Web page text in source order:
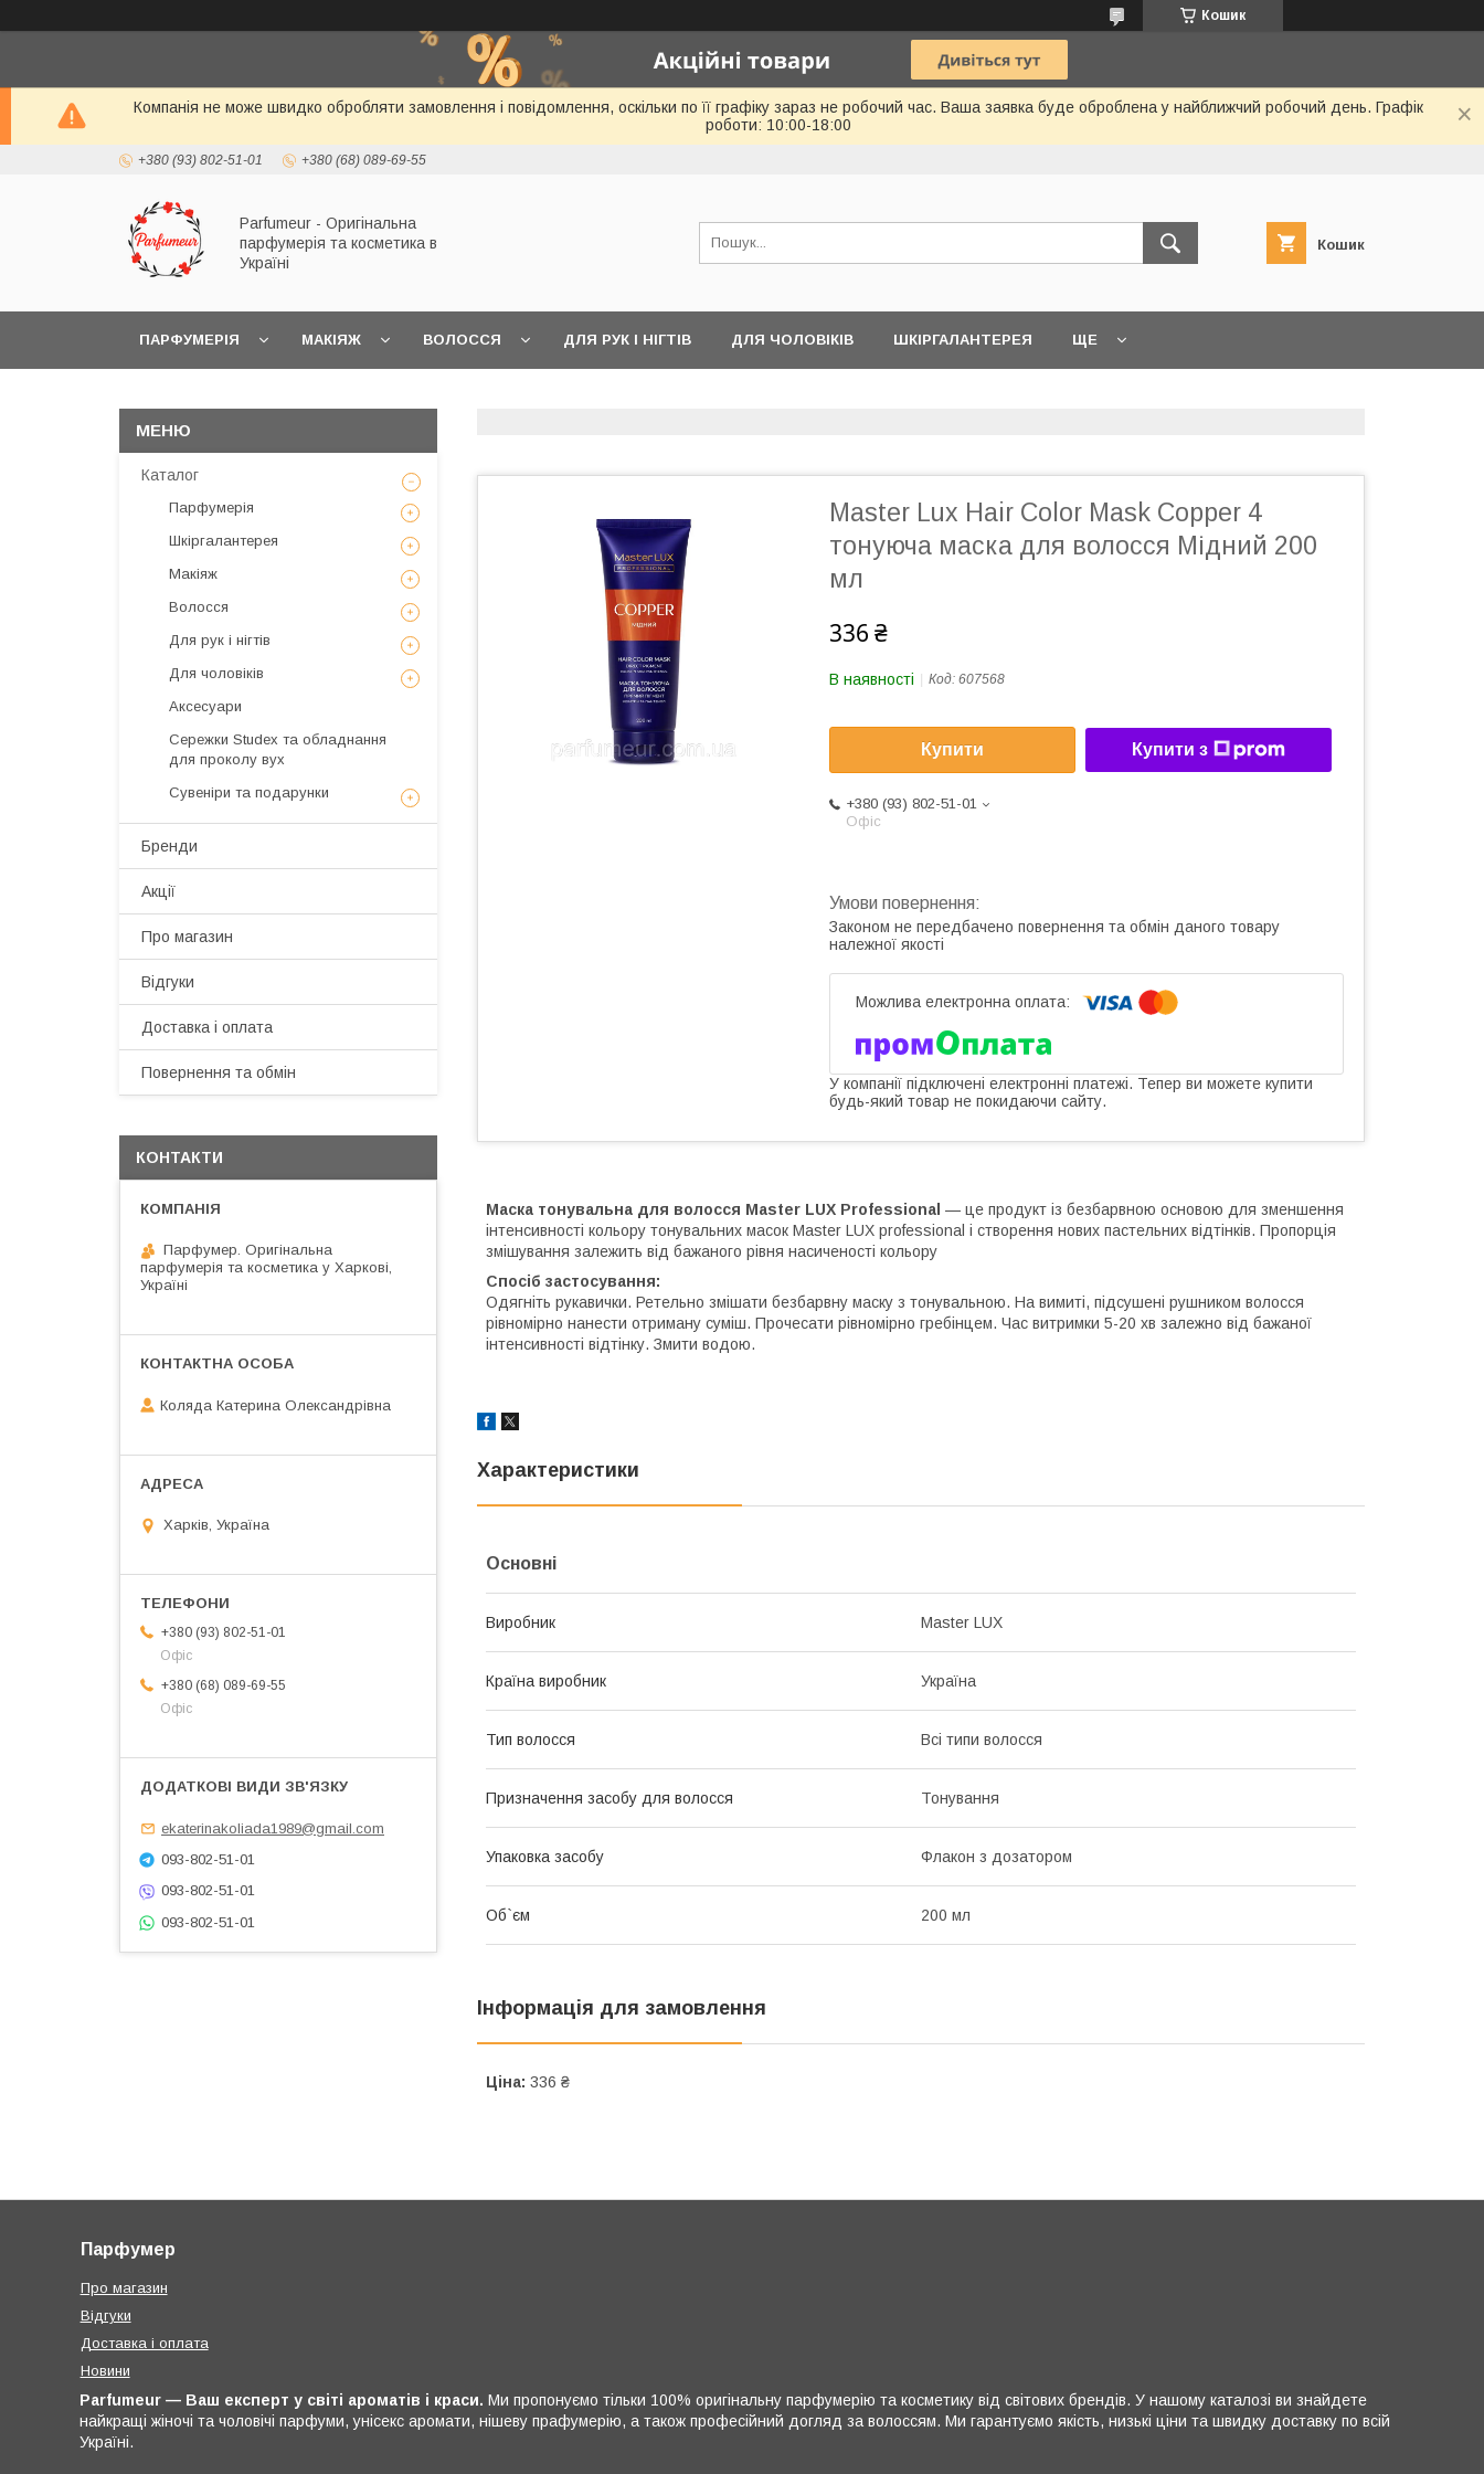
Кошик
Компанія не може швидко обробляти замовлення і повідомлення, оскільки по її графіку зараз не робочий час. Ваша заявка буде оброблена у найближчий робочий день. Графік
роботи: 10:00-18:00
+380 (93) 802-51-01 +380 (68) 089-69-55
Parfumeur - Оригінальна
парфумерія та косметика в
Україні
Кошик
ПАРФУМЕРІЯ МАКІЯЖ ВОЛОССЯ ДЛЯ РУК І НІГТІВ ДЛЯ ЧОЛОВІКІВ ШКІРГАЛАНТЕРЕЯ ЩЕ
Master Lux Hair Color Mask Copper 4
тонуюча маска для волосся Мідний 200
мл
336 ₴
В наявності Код: 607568
Купити Купити з
+380 (93) 802-51-01
Офіс
Законом не передбачено повернення та обмін даного товару
належної якості
У компанії підключені електронні платежі. Тепер ви можете купити
будь-який товар не покидаючи сайту.
Маска тонувальна для волосся Master LUX Professional — це продукт із безбарвною основою для зменшення
інтенсивності кольору тонувальних масок Master LUX professional і створення нових пастельних відтінків. Пропорція
змішування залежить від бажаного рівня насиченості кольору
Спосіб застосування:
Одягніть рукавички. Ретельно змішати безбарвну маску з тонувальною. На вимиті, підсушені рушником волосся
рівномірно нанести отриману суміш. Прочесати рівномірно гребінцем. Час витримки 5-20 хв залежно від бажаної
інтенсивності відтінку. Змити водою.
Характеристики
Основні
Виробник Master LUX
Країна виробник Україна
Тип волосся Всі типи волосся
Призначення засобу для волосся Тонування
Упаковка засобу Флакон з дозатором
Об`єм 200 мл
Інформація для замовлення
Ціна: 336 ₴
Каталог
Парфумерія
Шкіргалантерея
Макіяж
Волосся
Для рук і нігтів
Для чоловіків
Аксесуари
Сережки Studex та обладнання
для проколу вух
Сувеніри та подарунки
Бренди
Акції
Про магазин
Відгуки
Доставка і оплата
Повернення та обмін
КОНТАКТИ
Парфумер. Оригінальна
парфумерія та косметика у Харкові,
Україні
Коляда Катерина Олександрівна
Харків, Україна
+380 (93) 802-51-01
Офіс
+380 (68) 089-69-55
Офіс
ekaterinakoliada1989@gmail.com
093-802-51-01
093-802-51-01
093-802-51-01
Парфумер
Про магазин
Відгуки
Доставка і оплата
Новини
Parfumeur — Ваш експерт у світі ароматів і краси. Ми пропонуємо тільки 100% оригінальну парфумерію та косметику від світових брендів. У нашому каталозі ви знайдете
найкращі жіночі та чоловічі парфуми, унісекс аромати, нішеву прафумерію, а також професійний догляд за волоссям. Ми гарантуємо якість, низькі ціни та швидку доставку по всій
Україні.